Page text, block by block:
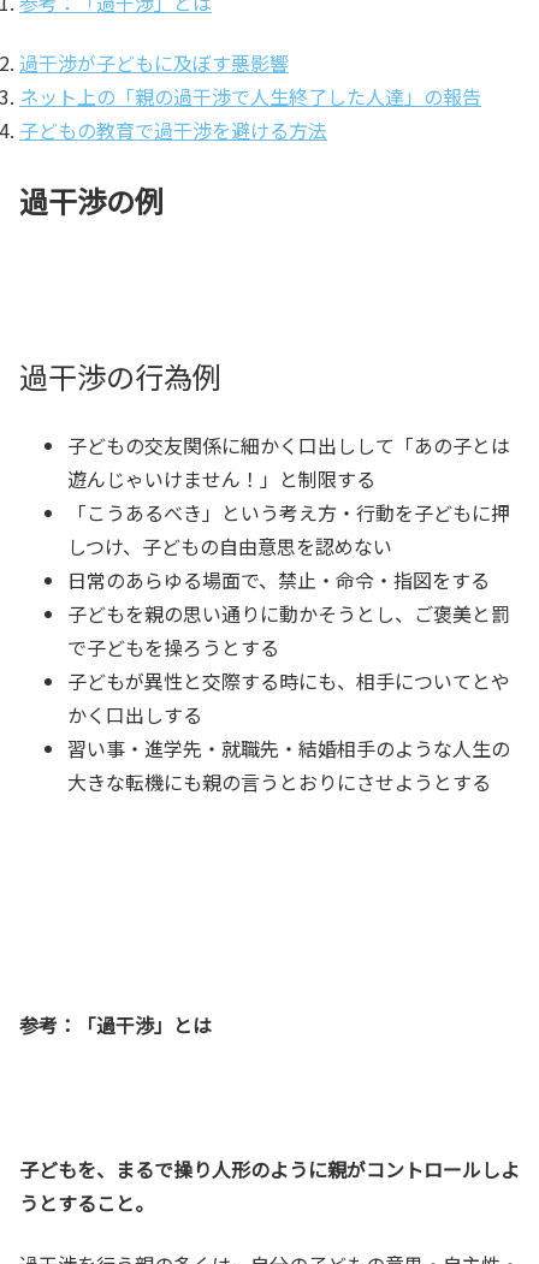
過干渉が子どもに及ぼす悪影響
ネット上の「親の過干渉で人生終了した人達」の報告
子どもの教育で過干渉を避ける方法
過干渉の例
過干渉の行為例
子どもの交友関係に細かく口出しして「あの子とは
遊んじゃいけません！」と制限する
「こうあるべき」という考え方・行動を子どもに押
しつけ、子どもの自由意思を認めない
日常のあらゆる場面で、禁止・命令・指図をする
子どもを親の思い通りに動かそうとし、ご褒美と罰
で子どもを操ろうとする
子どもが異性と交際する時にも、相手についてとや
かく口出しする
習い事・進学先・就職先・結婚相手のような人生の
大きな転機にも親の言うとおりにさせようとする
参考：「過干渉」とは
子どもを、まるで操り人形のように親がコントロールしよ
うとすること。